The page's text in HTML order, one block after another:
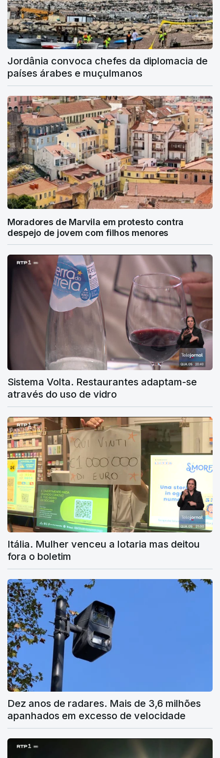
Jordânia convoca chefes da diplomacia de
países árabes e muçulmanos
Moradores de Marvila em protesto contra
despejo de jovem com filhos menores
Sistema Volta. Restaurantes adaptam-se
através do uso de vidro
Itália. Mulher venceu a lotaria mas deitou
fora o boletim
Dez anos de radares. Mais de 3,6 milhões
apanhados em excesso de velocidade